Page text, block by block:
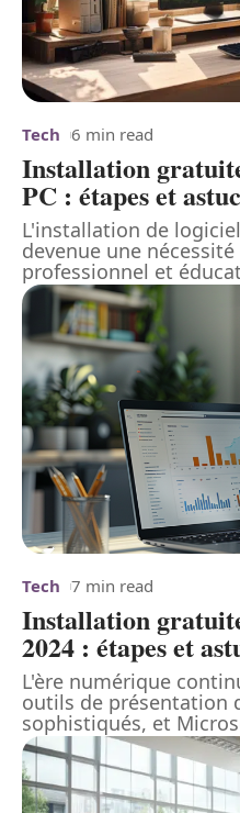
Tech 6 min read
Installation
PC : étapes et
L'installation de
devenue une
professionnel et
Tech 7 min read
Installation
2024 : étapes et
L'ère numérique
outils de présentation
sophistiqués, et